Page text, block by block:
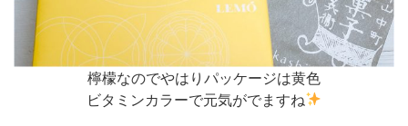
檸檬なのでやはりパッケージは黄色
ビタミンカラーで元気がでますね